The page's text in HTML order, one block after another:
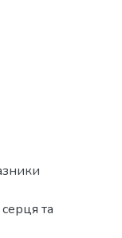
та